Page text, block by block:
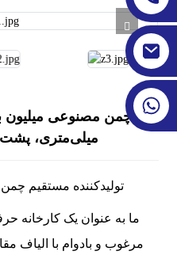
میلی‌متری، پشت‌بند
تولیدکننده مستقیم
ما به عنوان یک کارخانه
مرغوب و بادوام با الیاف